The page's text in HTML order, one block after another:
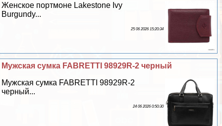
Женское портмоне Lakestone Ivy
Burgundy...
25 06 2026 15:20:34
Мужская сумка FABRETTI 98929R-2 черный
Мужская сумка FABRETTI 98929R-2
черный...
24 06 2026 0:50:30